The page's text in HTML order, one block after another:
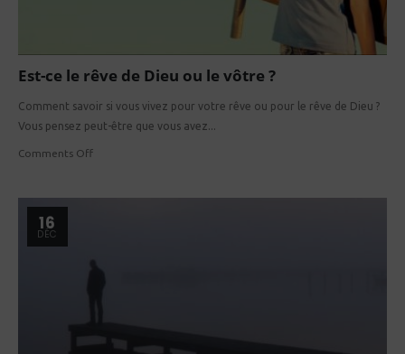
Est-ce le rêve de Dieu ou le vôtre ?
Comment savoir si vous vivez pour votre rêve ou pour le rêve de Dieu ?
Vous pensez peut-être que vous avez...
Comments Off
16
DÉC